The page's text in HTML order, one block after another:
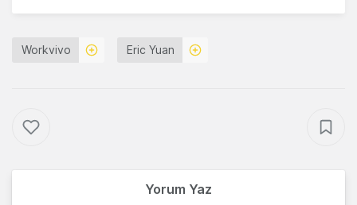
Workvivo Eric Yuan
Yorum Yaz